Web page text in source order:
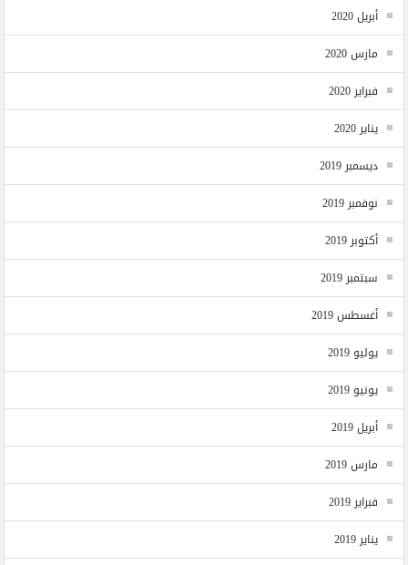
أبريل 2020
مارس 2020
فبراير 2020
يناير 2020
ديسمبر 2019
نوفمبر 2019
أكتوبر 2019
سبتمبر 2019
أغسطس 2019
يوليو 2019
يونيو 2019
أبريل 2019
مارس 2019
فبراير 2019
يناير 2019